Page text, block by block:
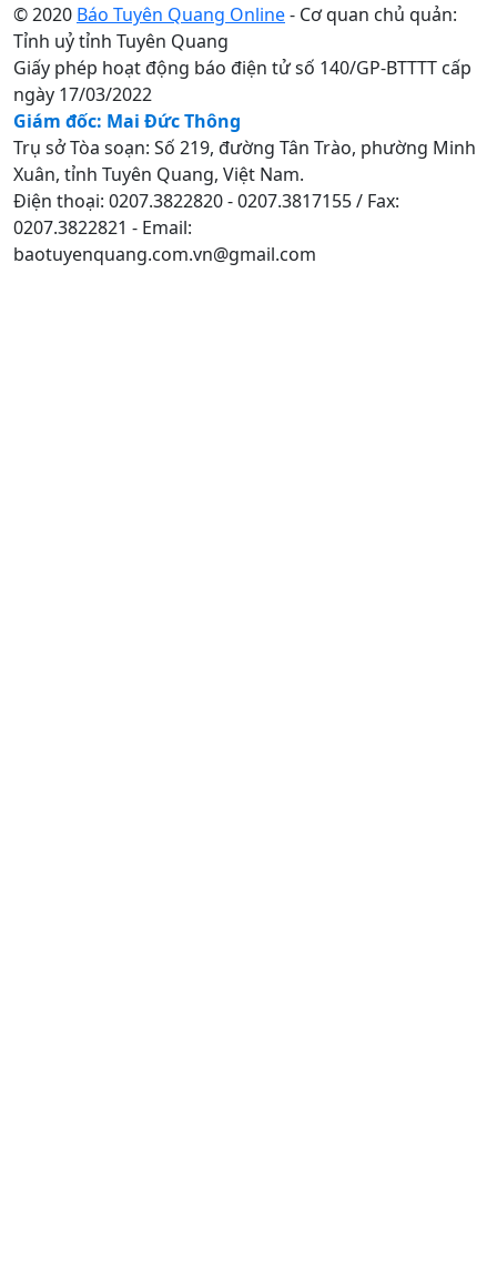
© 2020 Báo Tuyên Quang Online- Cơ quan chủ quản:
Tỉnh uỷ tỉnh Tuyên Quang
Giấy phép hoạt động báo điện tử số 140/GP-BTTTT cấp
ngày 17/03/2022
Giám đốc: Mai Đức Thông
Trụ sở Tòa soạn: Số 219, đường Tân Trào, phường Minh
Xuân, tỉnh Tuyên Quang, Việt Nam.
Điện thoại: 0207.3822820 - 0207.3817155 / Fax:
0207.3822821 - Email:
baotuyenquang.com.vn@gmail.com